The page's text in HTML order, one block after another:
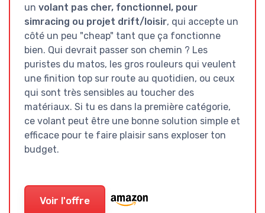
un volant pas cher, fonctionnel, pour
simracing ou projet drift/loisir, qui accepte un
côté un peu "cheap" tant que ça fonctionne
bien. Qui devrait passer son chemin ? Les
puristes du matos, les gros rouleurs qui veulent
une finition top sur route au quotidien, ou ceux
qui sont très sensibles au toucher des
matériaux. Si tu es dans la première catégorie,
ce volant peut être une bonne solution simple et
efficace pour te faire plaisir sans exploser ton
budget.
Voir l'offre